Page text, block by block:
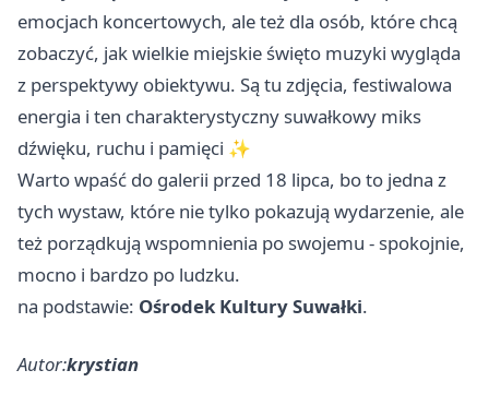
emocjach koncertowych, ale też dla osób, które chcą
zobaczyć, jak wielkie miejskie święto muzyki wygląda
z perspektywy obiektywu. Są tu zdjęcia, festiwalowa
energia i ten charakterystyczny suwałkowy miks
dźwięku, ruchu i pamięci ✨
Warto wpaść do galerii przed 18 lipca, bo to jedna z
tych wystaw, które nie tylko pokazują wydarzenie, ale
też porządkują wspomnienia po swojemu - spokojnie,
mocno i bardzo po ludzku.
na podstawie: Ośrodek Kultury Suwałki.
Autor:krystian